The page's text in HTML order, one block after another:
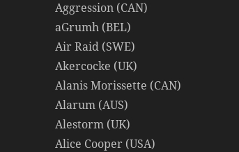
Aggression (CAN)
aGrumh (BEL)
Air Raid (SWE)
Akercocke (UK)
Alanis Morissette (CAN)
Alarum (AUS)
Alestorm (UK)
Alice Cooper (USA)